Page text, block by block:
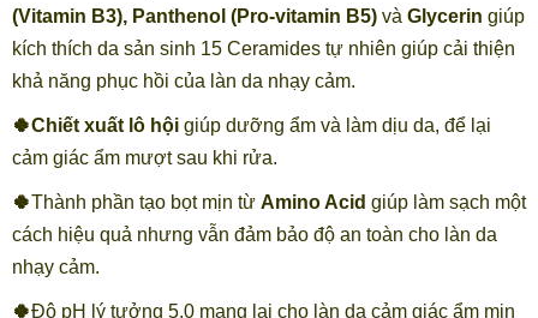
(Vitamin B3), Panthenol (Pro-vitamin B5) và Glycerin giúp
kích thích da sản sinh 15 Ceramides tự nhiên giúp cải thiện
khả năng phục hồi của làn da nhạy cảm.
🍀Chiết xuất lô hội giúp dưỡng ẩm và làm dịu da, để lại
cảm giác ẩm mượt sau khi rửa.
🍀Thành phần tạo bọt mịn từ Amino Acid giúp làm sạch một
cách hiệu quả nhưng vẫn đảm bảo độ an toàn cho làn da
nhạy cảm.
🍀Độ pH lý tưởng 5.0 mang lại cho làn da cảm giác ẩm mịn